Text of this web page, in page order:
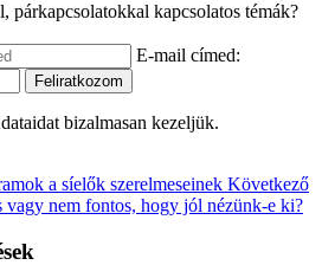
párkapcsolatokkal kapcsolatos témák?
E-mail címed:
bizalmasan kezeljük.
a síelők szerelmeseinek Következő
vagy nem fontos, hogy jól nézünk-e ki?